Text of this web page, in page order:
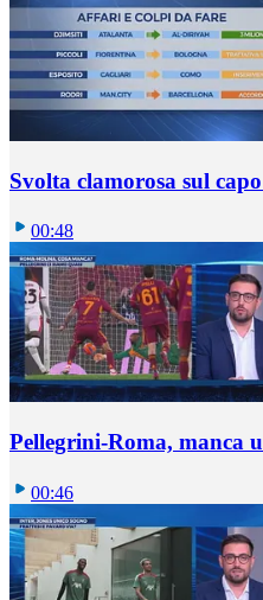
Svolta clamorosa sul
00:48
Pellegrini-Roma, manca
00:46